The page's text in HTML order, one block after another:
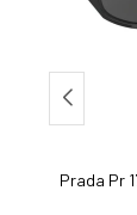
Prada Pr